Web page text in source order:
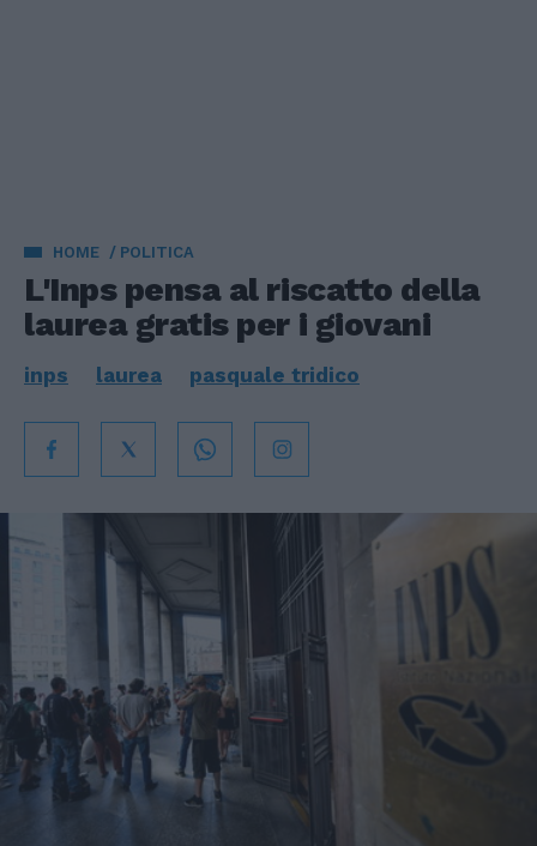
HOME POLITICA
L'Inps pensa al riscatto della
laurea gratis per i giovani
inps laurea pasquale tridico